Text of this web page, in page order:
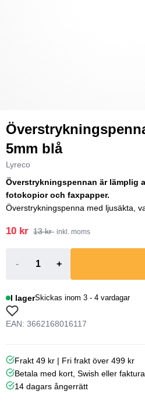
5mm blå
Lyreco
Överstrykningspennan är lämplig
fotokopior och faxpapper.
Överstrykningspenna med ljusäkta,
10 kr 13 kr inkl. moms
- +
I lagerSkickas inom 3 - 4 vardagar
EAN: 3662168016117
Frakt 49 kr | Fri frakt över 499 kr
Betala med kort, Swish eller faktura
14 dagars ångerrätt